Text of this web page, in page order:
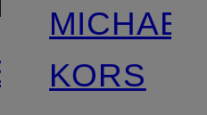
MICHAEL
KORS